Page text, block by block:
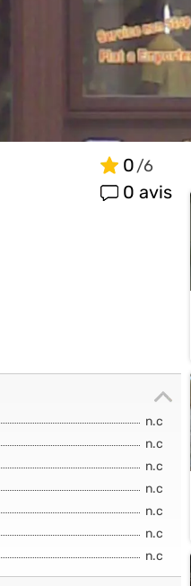
0
0 avis
n.c
n.c
n.c
n.c
n.c
n.c
n.c